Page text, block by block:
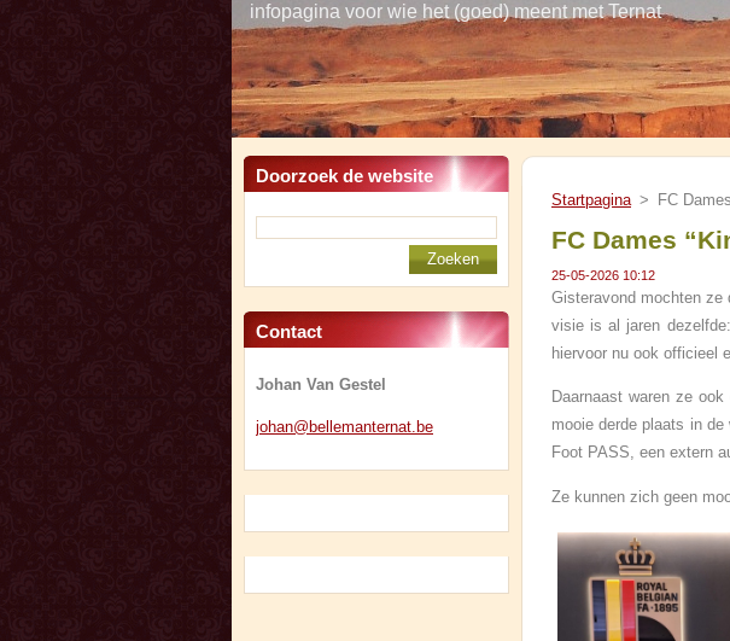
infopagina voor wie het (goed) meent met Ternat
Doorzoek de website
Contact
Johan Van Gestel
johan@be llemanternat.be
Startpagina > FC
FC Dames
25-05-2026 10:12
Gisteravond mochten ze
visie is al jaren
hiervoor nu ook officieel
Daarnaast waren ze
mooie derde plaats in
Foot PASS, een extern
Ze kunnen zich geen